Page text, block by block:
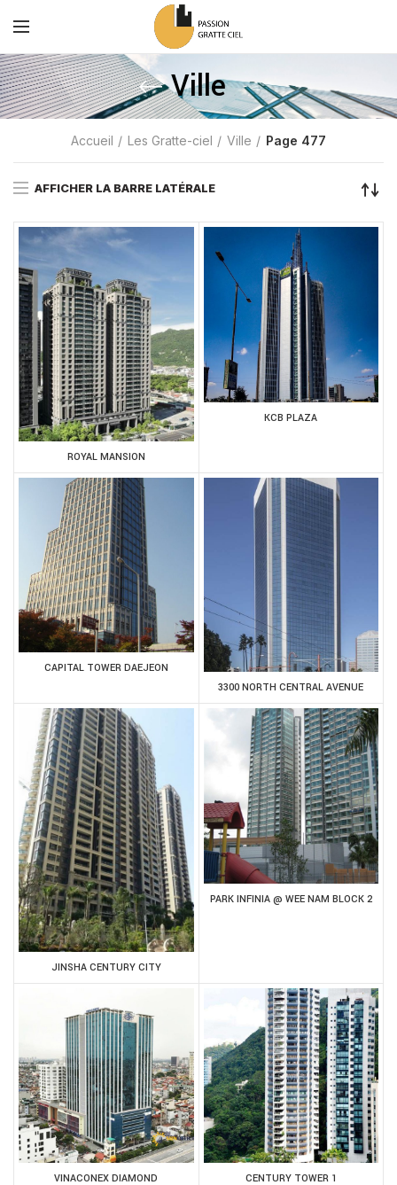
Ville
Accueil Les Gratte-ciel Ville Page 477
AFFICHER LA BARRE LATÉRALE
ROYAL MANSION
KCB PLAZA
CAPITAL TOWER DAEJEON
3300 NORTH CENTRAL AVENUE
JINSHA CENTURY CITY
PARK INFINIA @ WEE NAM BLOCK 2
VINACONEX DIAMOND CENTURY TOWER 1